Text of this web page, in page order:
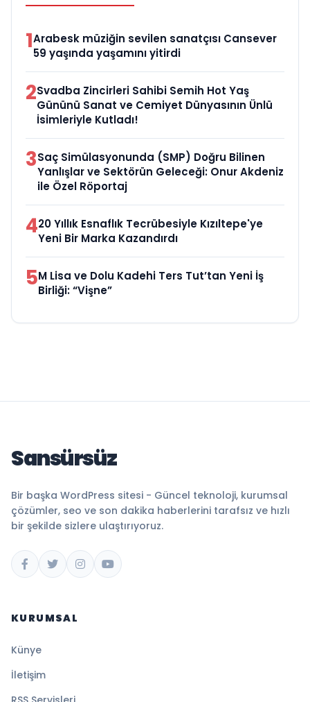
1Arabesk müziğin sevilen sanatçısı Cansever
59 yaşında yaşamını yitirdi
2Svadba Zincirleri Sahibi Semih Hot Yaş
Gününü Sanat ve Cemiyet Dünyasının Ünlü
İsimleriyle Kutladı!
3Saç Simülasyonunda (SMP) Doğru Bilinen
Yanlışlar ve Sektörün Geleceği: Onur Akdeniz
ile Özel Röportaj
420 Yıllık Esnaflık Tecrübesiyle Kızıltepe'ye
Yeni Bir Marka Kazandırdı
5M Lisa ve Dolu Kadehi Ters Tut’tan Yeni İş
Birliği: “Vişne”
Sansürsüz
Bir başka WordPress sitesi - Güncel teknoloji, kurumsal
çözümler, seo ve son dakika haberlerini tarafsız ve hızlı
bir şekilde sizlere ulaştırıyoruz.
KURUMSAL
Künye
İletişim